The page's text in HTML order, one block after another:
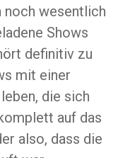
noch wesentlich
Shows
definitiv zu
mit einer
die sich
auf das
also, dass die